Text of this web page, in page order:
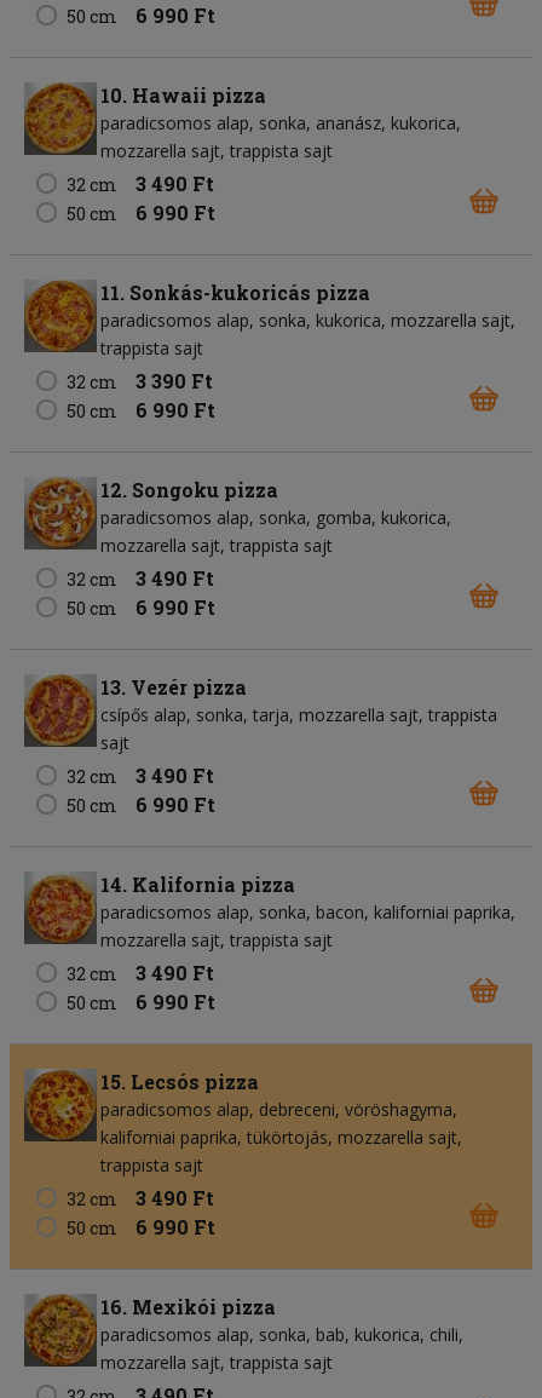
50 cm 6 990 Ft
10. Hawaii pizza
paradicsomos alap sonka ananász kukorica
mozzarella sajt trappista sajt
32 cm
3 490 Ft
50 cm 6 990 Ft
11. Sonkás-kukoricás pizza
paradicsomos alap sonka kukorica mozzarella sajt
trappista sajt
32 cm
3 390 Ft
50 cm 6 990 Ft
12. Songoku pizza
paradicsomos alap sonka gomba kukorica
mozzarella sajt trappista sajt
32 cm
3 490 Ft
50 cm 6 990 Ft
13. Vezér pizza
csípős alap sonka tarja mozzarella sajt trappista
sajt
32 cm
3 490 Ft
50 cm 6 990 Ft
14. Kalifornia pizza
paradicsomos alap sonka bacon kaliforniai paprika
mozzarella sajt trappista sajt
32 cm
3 490 Ft
50 cm 6 990 Ft
15. Lecsós pizza
paradicsomos alap debreceni vöröshagyma
kaliforniai paprika tükörtojás mozzarella sajt
trappista sajt
32 cm
3 490 Ft
50 cm 6 990 Ft
16. Mexikói pizza
paradicsomos alap sonka bab kukorica chili
mozzarella sajt trappista sajt